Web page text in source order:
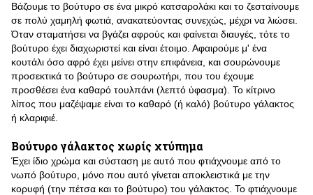
Βάζουμε το βούτυρο σε ένα μικρό κατσαρολάκι και το ζεσταίνουμε
σε πολύ χαμηλή φωτιά, ανακατεύοντας συνεχώς, μέχρι να λιώσει.
Όταν σταματήσει να βγάζει αφρούς και φαίνεται διαυγές, τότε το
βούτυρο έχει διαχωριστεί και είναι έτοιμο. Αφαιρούμε μ' ένα
κουτάλι όσο αφρό έχει μείνει στην επιφάνεια, και σουρώνουμε
προσεκτικά το βούτυρο σε σουρωτήρι, που του έχουμε
προσθέσει ένα καθαρό τουλπάνι (λεπτό ύφασμα). Το κίτρινο
λίπος που μαζέψαμε είναι το καθαρό (ή καλό) βούτυρο γάλακτος
ή κλαριφιέ.
Βούτυρο γάλακτος χωρίς χτύπημα
Έχει ίδιο χρώμα και σύσταση με αυτό που φτιάχνουμε από το
νωπό βούτυρο, μόνο που αυτό γίνεται αποκλειστικά με την
κορυφή (την πέτσα και το βούτυρο) του γάλακτος. Το φτιάχνουμε